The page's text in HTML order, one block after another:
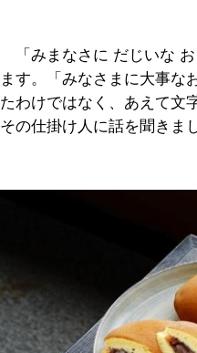
「みまなさに だじいな お
ます。「みなさまに大事な
たわけではなく、あえて文
その仕掛け人に話を聞きま